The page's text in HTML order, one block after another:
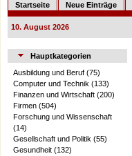
Startseite Neue Einträge
10. August 2026
Hauptkategorien
Ausbildung und Beruf (75)
Computer und Technik (133)
Finanzen und Wirtschaft (200)
Firmen (504)
Forschung und Wissenschaft
(14)
Gesellschaft und Politik (55)
Gesundheit (132)